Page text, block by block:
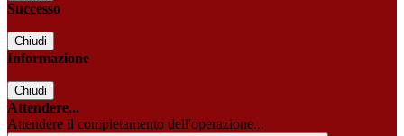
Successo
Chiudi
Informazione
Chiudi
Attendere...
Attendere il completamento dell'operazione...